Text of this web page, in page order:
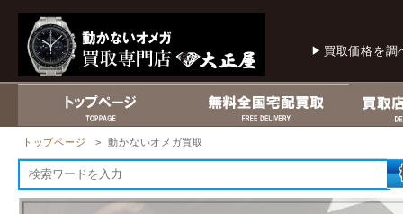
買取価格を調
トップページ > 動かないオメガ買取